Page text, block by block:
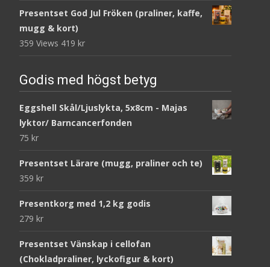
Presentset God Jul Fröken (praliner, kaffe,
mugg & kort)
359 Views 419 kr
Godis med högst betyg
Eggshell Skål/Ljuslykta, 5x8cm - Majas
lyktor/ Barncancerfonden
75 kr
Presentset Lärare (mugg, praliner och te)
359 kr
Presentkorg med 1,2 kg godis
279 kr
Presentset Vänskap i cellofan
(Chokladpraliner, lyckofigur & kort)